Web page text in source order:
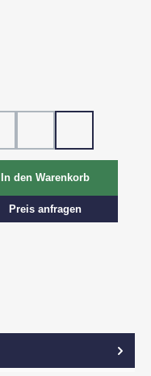
In den Warenkorb
Preis anfragen